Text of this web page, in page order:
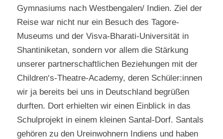
Gymnasiums nach Westbengalen/ Indien. Ziel der
Reise war nicht nur ein Besuch des Tagore-
Museums und der Visva-Bharati-Universität in
Shantiniketan, sondern vor allem die Stärkung
unserer partnerschaftlichen Beziehungen mit der
Children‘s-Theatre-Academy, deren Schüler:innen
wir ja bereits bei uns in Deutschland begrüßen
durften. Dort erhielten wir einen Einblick in das
Schulprojekt in einem kleinen Santal-Dorf. Santals
gehören zu den Ureinwohnern Indiens und haben